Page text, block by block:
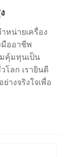
หน่ายเครื่อง
มืออาชีพ
คุ้มทุนเป็น
โลก เรายินดี
างจริงใจเพื่อ